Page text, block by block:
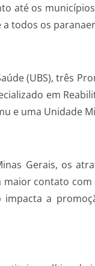
até os
todos os
(UBS), três
em
e uma Unidade
Gerais, os
maior contato
a